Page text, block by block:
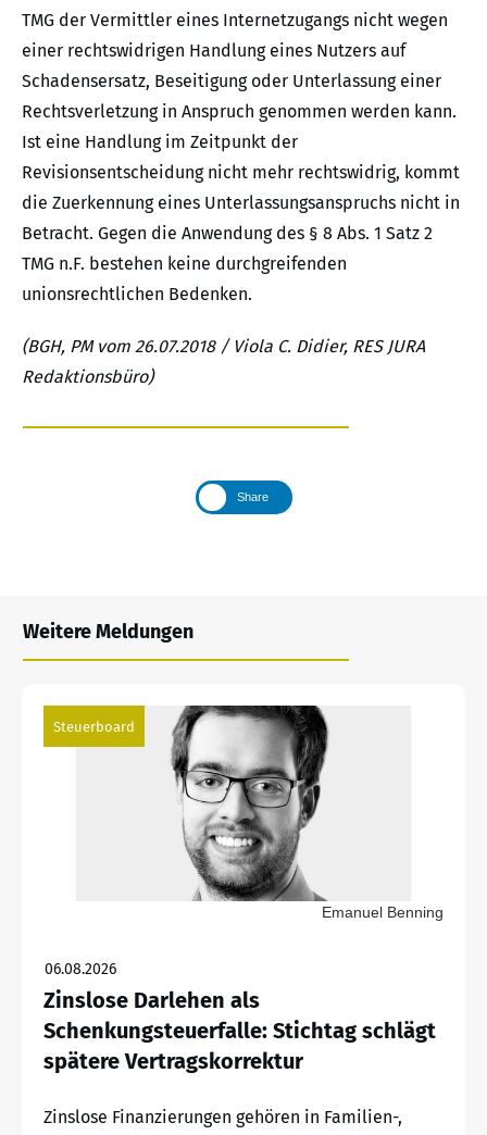
TMG der Vermittler eines Internetzugangs nicht wegen
einer rechtswidrigen Handlung eines Nutzers auf
Schadensersatz, Beseitigung oder Unterlassung einer
Rechtsverletzung in Anspruch genommen werden kann.
Ist eine Handlung im Zeitpunkt der
Revisionsentscheidung nicht mehr rechtswidrig, kommt
die Zuerkennung eines Unterlassungsanspruchs nicht in
Betracht. Gegen die Anwendung des § 8 Abs. 1 Satz 2
TMG n.F. bestehen keine durchgreifenden
unionsrechtlichen Bedenken.
(BGH, PM vom 26.07.2018 / Viola C. Didier, RES JURA
Redaktionsbüro)
Share
Weitere Meldungen
Steuerboard
Emanuel Benning
06.08.2026
Zinslose Darlehen als
Schenkungsteuerfalle: Stichtag schlägt
spätere Vertragskorrektur
Zinslose Finanzierungen gehören in Familien-,